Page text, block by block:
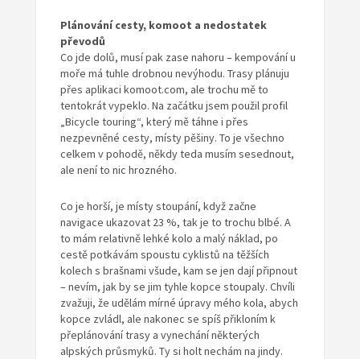
Plánování cesty, komoot a nedostatek
převodů
Co jde dolů, musí pak zase nahoru – kempování u
moře má tuhle drobnou nevýhodu. Trasy plánuju
přes aplikaci komoot.com, ale trochu mě to
tentokrát vypeklo. Na začátku jsem použil profil
„Bicycle touring“, který mě táhne i přes
nezpevněné cesty, místy pěšiny. To je všechno
celkem v pohodě, někdy teda musím sesednout,
ale není to nic hrozného.
Co je horší, je místy stoupání, když začne
navigace ukazovat 23 %, tak je to trochu blbé. A
to mám relativně lehké kolo a malý náklad, po
cestě potkávám spoustu cyklistů na těžších
kolech s brašnami všude, kam se jen dají připnout
– nevím, jak by se jim tyhle kopce stoupaly. Chvíli
zvažuji, že udělám mírné úpravy mého kola, abych
kopce zvládl, ale nakonec se spíš přikloním k
přeplánování trasy a vynechání některých
alpských průsmyků. Ty si holt nechám na jindy.